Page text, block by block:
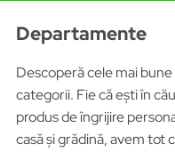
Departamente
Descoperă cele mai
categorii. Fie că ești în
produs de îngrijire
casă și grădină, avem tot